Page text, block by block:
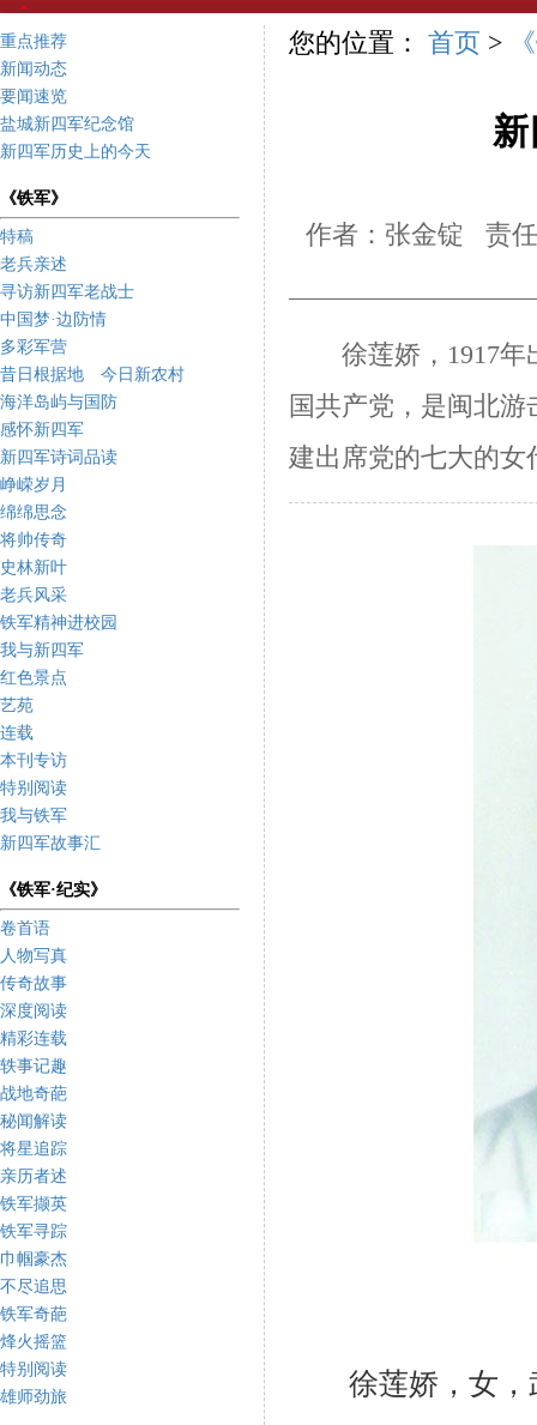
重点推荐
新闻动态
要闻速览
盐城新四军纪念馆
新四军历史上的今天
《铁军》
特稿
老兵亲述
寻访新四军老战士
中国梦·边防情
多彩军营
昔日根据地 今日新农村
海洋岛屿与国防
感怀新四军
新四军诗词品读
峥嵘岁月
绵绵思念
将帅传奇
史林新叶
老兵风采
铁军精神进校园
我与新四军
红色景点
艺苑
连载
本刊专访
特别阅读
我与铁军
新四军故事汇
《铁军·纪实》
卷首语
人物写真
传奇故事
深度阅读
精彩连载
轶事记趣
战地奇葩
秘闻解读
将星追踪
亲历者述
铁军撷英
铁军寻踪
巾帼豪杰
不尽追思
铁军奇葩
烽火摇篮
特别阅读
雄师劲旅
您的位置： 首页 >
作者：张金锭 责
徐莲娇 ， 1917年
国共产党，是闽北
建出席党的七大的女
徐莲娇，女，